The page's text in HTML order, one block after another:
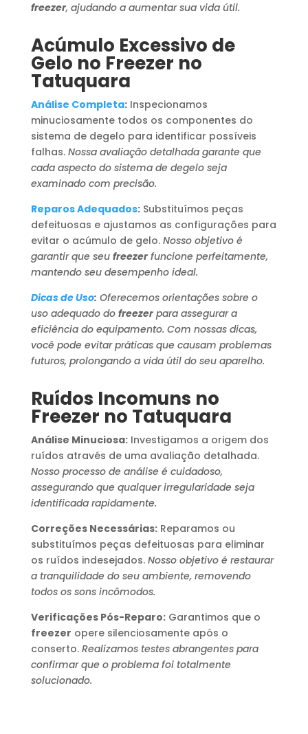
freezer, ajudando a aumentar sua vida útil.
Acúmulo Excessivo de
Gelo no Freezer no
Tatuquara
Análise Completa:Inspecionamos
minuciosamente todos os componentes do
sistema de degelo para identificar possíveis
falhas. Nossa avaliação detalhada garante que
cada aspecto do sistema de degelo seja
examinado com precisão.
Reparos Adequados:Substituímos peças
defeituosas e ajustamos as configurações para
evitar o acúmulo de gelo. Nosso objetivo é
garantir que seu freezerfuncione perfeitamente,
mantendo seu desempenho ideal.
Dicas de Uso: Oferecemos orientações sobre o
uso adequado do freezerpara assegurar a
eficiência do equipamento. Com nossas dicas,
você pode evitar práticas que causam problemas
futuros, prolongando a vida útil do seu aparelho.
Ruídos Incomuns no
Freezer no Tatuquara
Análise Minuciosa:Investigamos a origem dos
ruídos através de uma avaliação detalhada.
Nosso processo de análise é cuidadoso,
assegurando que qualquer irregularidade seja
identificada rapidamente.
Correções Necessárias:Reparamos ou
substituímos peças defeituosas para eliminar
os ruídos indesejados. Nosso objetivo é restaurar
a tranquilidade do seu ambiente, removendo
todos os sons incômodos.
Verificações Pós-Reparo:Garantimos que o
freezer opere silenciosamente após o
conserto. Realizamos testes abrangentes para
confirmar que o problema foi totalmente
solucionado.